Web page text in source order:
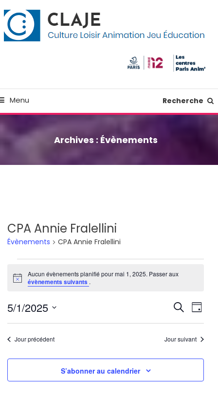
Menu Recherche
Archives : Évènements
CPA Annie Fralellini
Évènements CPA Annie Fralellini
Évènements
for
mai
1,
2025
Notice
Aucun évènements planifié pour mai 1, 2025. Passer aux
évènements suivants .
et
de
vues
Recherche
de
Jour
5/1/2025
Sélectionnez
uneJour précédent Jour suivant
S’abonner au calendrier